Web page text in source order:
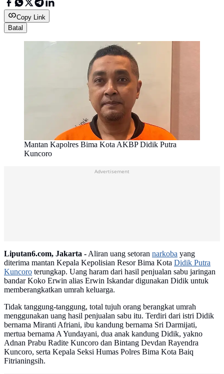
Copy Link
Batal
Mantan Kapolres Bima Kota AKBP Didik Putra
Kuncoro
Advertisement
Liputan6.com, Jakarta -Aliran uang setoran narkoba yang
diterima mantan Kepala Kepolisian Resor Bima Kota Didik Putra
Kuncoro terungkap. Uang haram dari hasil penjualan sabu jaringan
bandar Koko Erwin alias Erwin Iskandar digunakan Didik untuk
memberangkatkan umrah keluarga.
Tidak tanggung-tanggung, total tujuh orang berangkat umrah
menggunakan uang hasil penjualan sabu itu. Terdiri dari istri Didik
bernama Miranti Afriani, ibu kandung bernama Sri Darmijati,
mertua bernama A Yundayani, dua anak kandung Didik, yakno
Adnan Prabu Radite Kuncoro dan Bintang Devdan Rayendra
Kuncoro, serta Kepala Seksi Humas Polres Bima Kota Baiq
Fitrianingsih.